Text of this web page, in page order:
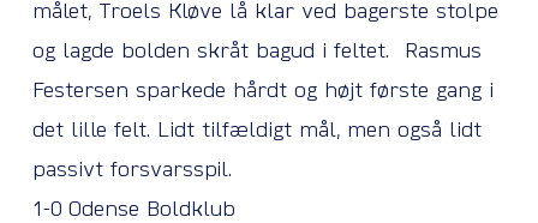
målet, Troels Kløve lå klar ved bagerste stolpe
og lagde bolden skråt bagud i feltet. Rasmus
Festersen sparkede hårdt og højt første gang i
det lille felt. Lidt tilfældigt mål, men også lidt
passivt forsvarsspil.
1-0 Odense Boldklub